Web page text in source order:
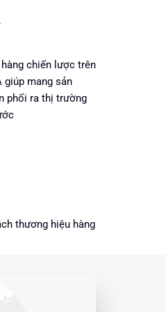
chiến lược trên
giúp mang sản
phối ra thị trường
thương hiệu hàng